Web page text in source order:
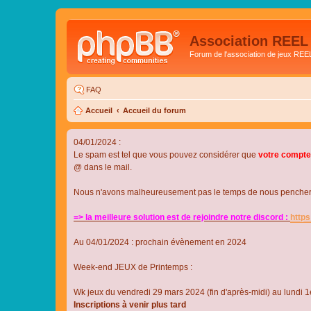
Association REEL
Forum de l'association de jeux REEL
FAQ
Accueil Accueil du forum
04/01/2024 :
Le spam est tel que vous pouvez considérer que votre
@ dans le mail.
Nous n'avons malheureusement pas le temps de nous
=> la meilleure solution est de rejoindre notre discord :
Au 04/01/2024 : prochain évènement en 2024
Week-end JEUX de Printemps :
Wk jeux du vendredi 29 mars 2024 (fin d'après-midi) au lundi
Inscriptions à venir plus tard